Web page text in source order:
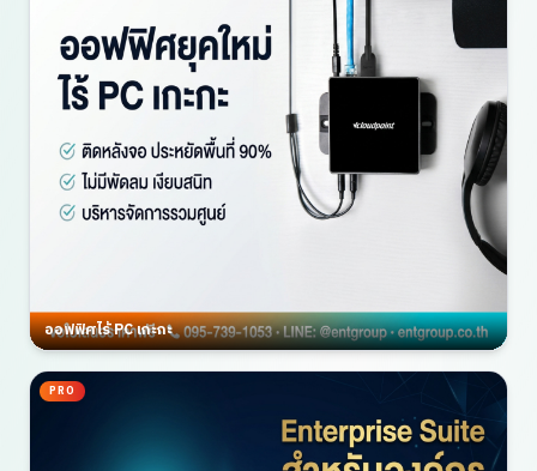
ออฟฟิศไร้ PC เกะกะ
PRO